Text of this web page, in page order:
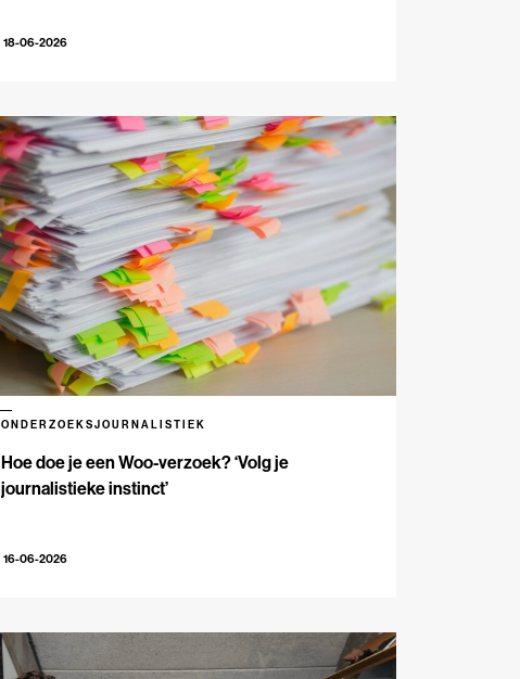
18-06-2026
Hoe doe je een Woo-verzoek? ‘Volg je
journalistieke instinct’
ONDERZOEKSJOURNALISTIEK
16-06-2026